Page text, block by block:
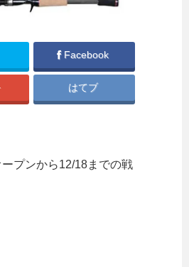
Facebook
はてブ
プンから12/18までの戦